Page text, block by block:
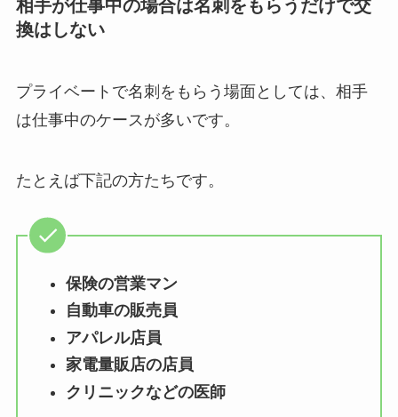
相手が仕事中の場合は名刺をもらうだけで交
換はしない
プライベートで名刺をもらう場面としては、相手
は仕事中のケースが多いです。
たとえば下記の方たちです。
保険の営業マン
自動車の販売員
アパレル店員
家電量販店の店員
クリニックなどの医師